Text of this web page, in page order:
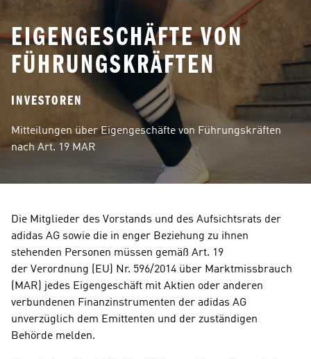
EIGENGESCHÄFTE VON
FÜHRUNGSKRÄFTEN
INVESTOREN
Mitteilungen über Eigengeschäfte von Führungskräften
nach Art. 19 MAR
Die Mitglieder des Vorstands und des Aufsichtsrats der
adidas AG sowie die in enger Beziehung zu ihnen
stehenden Personen müssen gemäß Art. 19
der Verordnung (EU) Nr. 596/2014 über Marktmissbrauch
(MAR) jedes Eigengeschäft mit Aktien oder anderen
verbundenen Finanzinstrumenten der adidas AG
unverzüglich dem Emittenten und der zuständigen
Behörde melden.